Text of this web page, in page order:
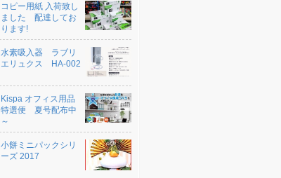
コピー用紙 入荷致し
ました 配達してお
ります!
水素吸入器 ラブリ
エリュクス HA-002
Kispa オフィス用品
特選便 夏号配布中
～
小餅ミニパックシリ
ーズ 2017